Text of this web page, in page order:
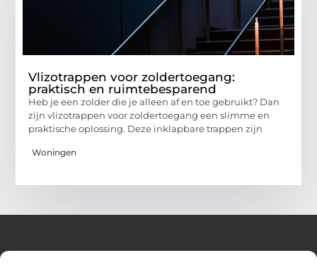
Vlizotrappen voor zoldertoegang:
praktisch en ruimtebesparend
Heb je een zolder die je alleen af en toe gebruikt? Dan
zijn vlizotrappen voor zoldertoegang een slimme en
praktische oplossing. Deze inklapbare trappen zijn
Woningen